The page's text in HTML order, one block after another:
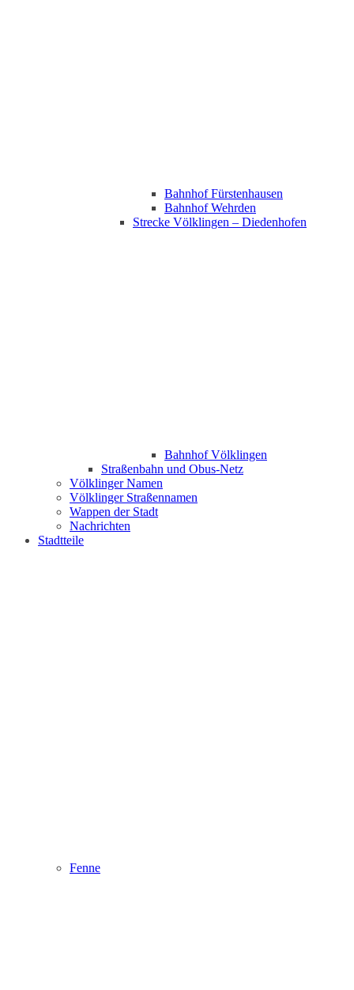
Bahnhof Fürstenhausen
Bahnhof Wehrden
Strecke Völklingen – Diedenhofen
Bahnhof Völklingen
Straßenbahn und Obus-Netz
Völklinger Namen
Völklinger Straßennamen
Wappen der Stadt
Nachrichten
Stadtteile
Fenne